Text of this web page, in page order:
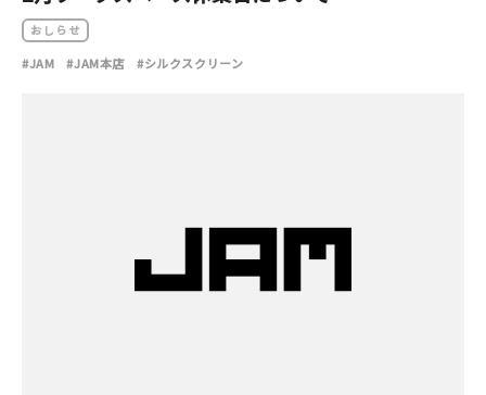
おしらせ
#JAM #JAM本店 #シルクスクリーン